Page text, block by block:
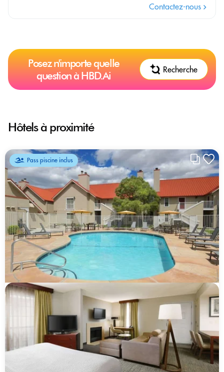
Contactez-nous
Posez n'importe quelle
question à HBD.Ai
Recherche
Hôtels à proximité
Pass piscine inclus